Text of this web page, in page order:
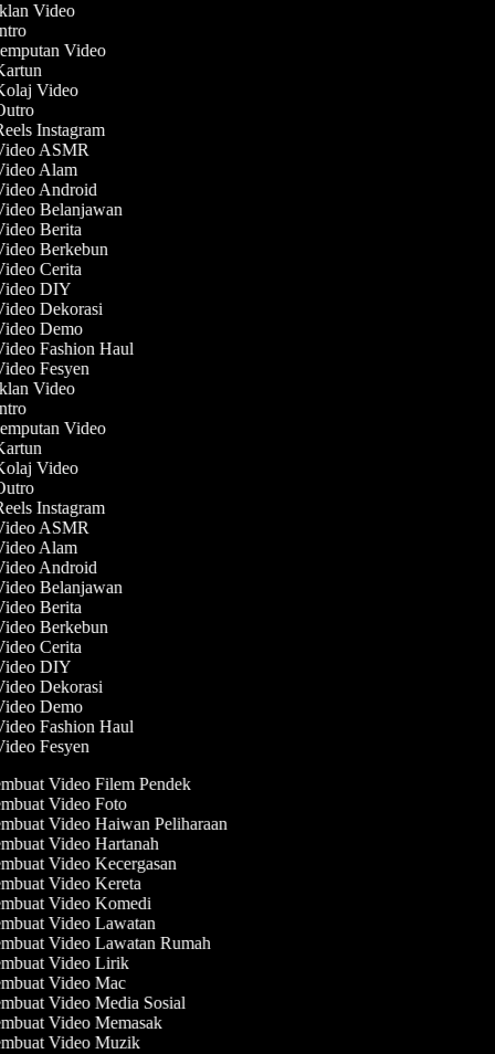
Video
Video
Video
Instagram
ASMR
Alam
Android
Belanjawan
Berita
Berkebun
Cerita
DIY
Dekorasi
Demo
Fashion Haul
Fesyen
Video
Video
Video
Instagram
ASMR
Alam
Android
Belanjawan
Berita
Berkebun
Cerita
DIY
Dekorasi
Demo
Fashion Haul
Fesyen
Video Filem Pendek
Video Foto
Video Haiwan Peliharaan
Video Hartanah
Video Kecergasan
Video Kereta
Video Komedi
Video Lawatan
Video Lawatan Rumah
Video Lirik
Video Mac
Video Media Sosial
Video Memasak
Video Muzik